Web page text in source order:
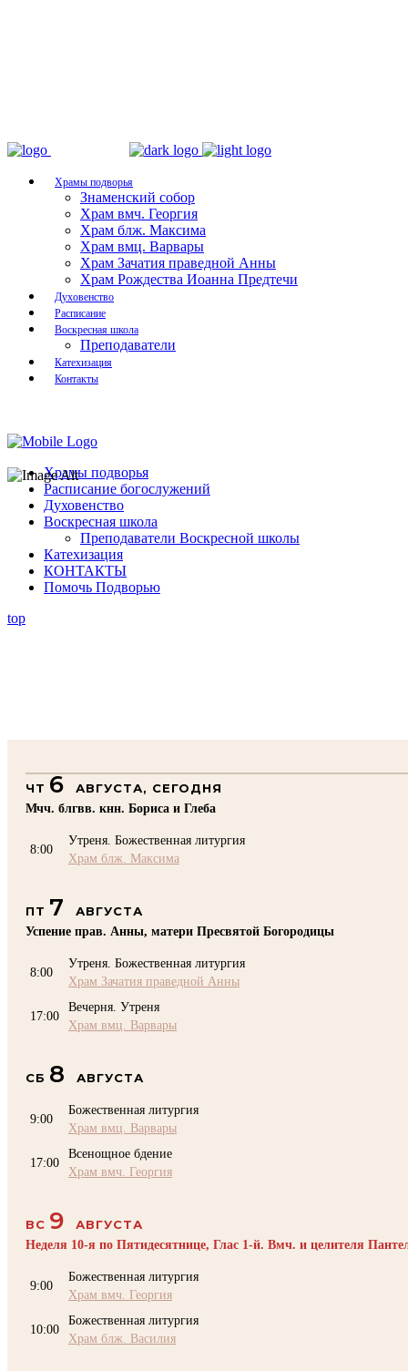
Храмы подворья
Знаменский собор
Храм вмч. Георгия
Храм блж. Максима
Храм вмц. Варвары
Храм Зачатия праведной Анны
Храм Рождества Иоанна Предтечи
Духовенство
Расписание
Воскресная школа
Преподаватели
Катехизация
Контакты
Храмы подворья
Расписание богослужений
Духовенство
Воскресная школа
Преподаватели Воскресной школы
Катехизация
КОНТАКТЫ
Помочь Подворью
top
ЧТ 6
АВГУСТА, СЕГОДНЯ
Мчч. блгвв. кнн. Бориса и Глеба
8:00
Утреня. Божественная литургия
Храм блж. Максима
ПТ 7
АВГУСТА
Успение прав. Анны, матери Пресвятой Богородицы
8:00
Утреня. Божественная литургия
Храм Зачатия праведной Анны
17:00
Вечерня. Утреня
Храм вмц. Варвары
СБ 8 АВГУСТА
9:00
Божественная литургия
Храм вмц. Варвары
17:00
Всенощное бдение
Храм вмч. Георгия
ВС 9
АВГУСТА
Неделя 10-я по Пятидесятнице, Глас 1-й. Вмч. и целителя
9:00
Божественная литургия
Храм вмч. Георгия
10:00
Божественная литургия
Храм блж. Василия